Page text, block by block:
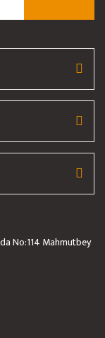
No:114 Mahmutbey